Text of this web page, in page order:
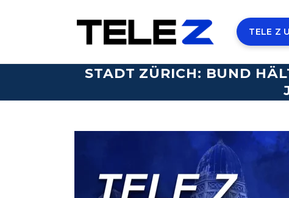
TELE Z
STADT ZÜRICH: BUND